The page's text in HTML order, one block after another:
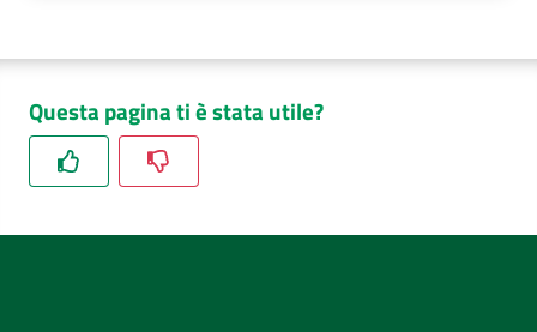
Questa pagina ti è stata utile?